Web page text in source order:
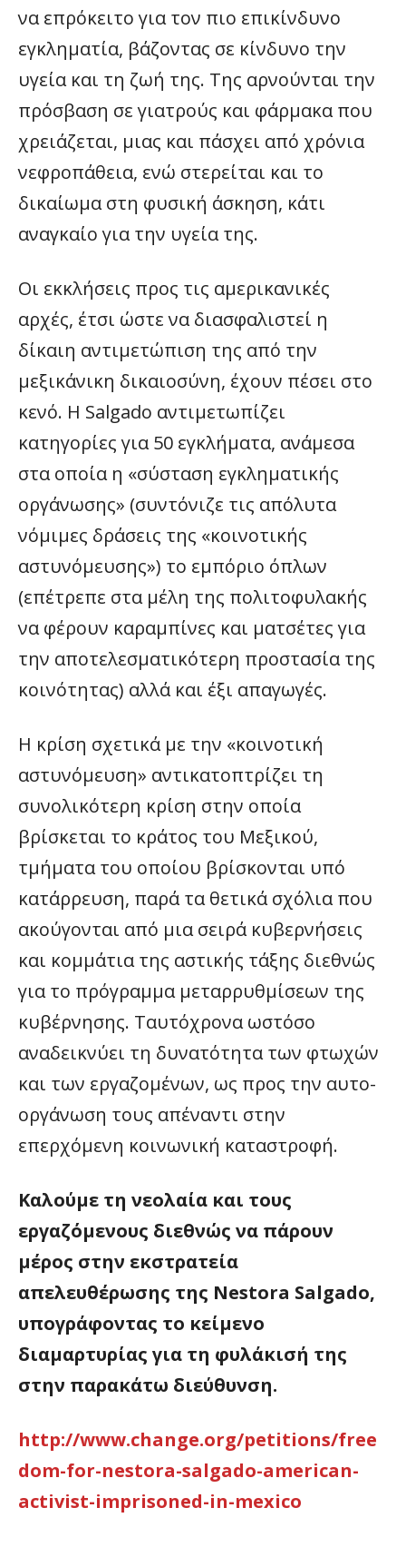
να επρόκειτο για τον πιο επικίνδυνο
εγκληματία, βάζοντας σε κίνδυνο την
υγεία και τη ζωή της. Της αρνούνται την
πρόσβαση σε γιατρούς και φάρμακα που
χρειάζεται, μιας και πάσχει από χρόνια
νεφροπάθεια, ενώ στερείται και το
δικαίωμα στη φυσική άσκηση, κάτι
αναγκαίο για την υγεία της.
Οι εκκλήσεις προς τις αμερικανικές
αρχές, έτσι ώστε να διασφαλιστεί η
δίκαιη αντιμετώπιση της από την
μεξικάνικη δικαιοσύνη, έχουν πέσει στο
κενό. Η Salgado αντιμετωπίζει
κατηγορίες για 50 εγκλήματα, ανάμεσα
στα οποία η «σύσταση εγκληματικής
οργάνωσης» (συντόνιζε τις απόλυτα
νόμιμες δράσεις της «κοινοτικής
αστυνόμευσης») το εμπόριο όπλων
(επέτρεπε στα μέλη της πολιτοφυλακής
να φέρουν καραμπίνες και ματσέτες για
την αποτελεσματικότερη προστασία της
κοινότητας) αλλά και έξι απαγωγές.
Η κρίση σχετικά με την «κοινοτική
αστυνόμευση» αντικατοπτρίζει τη
συνολικότερη κρίση στην οποία
βρίσκεται το κράτος του Μεξικού,
τμήματα του οποίου βρίσκονται υπό
κατάρρευση, παρά τα θετικά σχόλια που
ακούγονται από μια σειρά κυβερνήσεις
και κομμάτια της αστικής τάξης διεθνώς
για το πρόγραμμα μεταρρυθμίσεων της
κυβέρνησης. Ταυτόχρονα ωστόσο
αναδεικνύει τη δυνατότητα των φτωχών
και των εργαζομένων, ως προς την αυτο-
οργάνωση τους απέναντι στην
επερχόμενη κοινωνική καταστροφή.
Καλούμε τη νεολαία και τους
εργαζόμενους διεθνώς να πάρουν
μέρος στην εκστρατεία
απελευθέρωσης της Nestora Salgado,
υπογράφοντας το κείμενο
διαμαρτυρίας για τη φυλάκισή της
στην παρακάτω διεύθυνση.
http://www.change.org/petitions/free
dom-for-nestora-salgado-american-
activist-imprisoned-in-mexico